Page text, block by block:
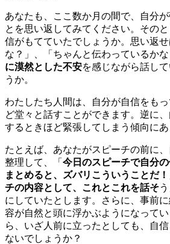
あなたも ここ数か月の間で、 自分
とを思い返してみてください。その
信がもてていたでしょうか。 思い返せ
な？」、「ちゃんと伝わっているか
に漠然とした不安を感じながら話し
うか。
わたしたち人間は、自分が自信をも
ど堂々と話すことができ ます。逆に
するときほど緊張してしまう傾向にあ
たとえば、あなたがスピーチの前に
整理して、「 今日のスピーチで自分
まとめると、ズバリこういうことだ！
チの内容として、 これとこれを話そ
にしていたとします。さらに、事前
容が自然と頭に浮かぶようになって
ら、 いざ人前に立ったとしても、
自
ないでしょうか？